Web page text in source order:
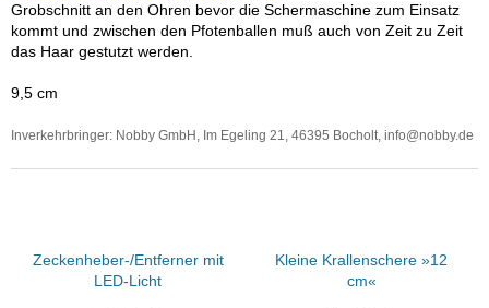
Grobschnitt an den Ohren bevor die Schermaschine zum Einsatz
kommt und zwischen den Pfotenballen muß auch von Zeit zu Zeit
das Haar gestutzt werden.
9,5 cm
Inverkehrbringer: Nobby GmbH , Im Egeling 21, 46395 Bocholt, info@nobby.de
Zeckenheber-/Entferner mit
LED-Licht
Kleine Krallenschere »12
cm«